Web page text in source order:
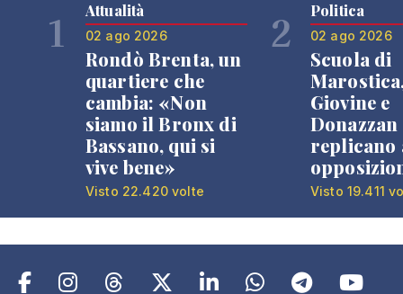
1 Attualità
02 ago 2026
Rondò Brenta, un
quartiere che
cambia: «Non
siamo il Bronx di
Bassano, qui si
vive bene»
Visto 22.420 volte
2 Politica
02 ago 2026
Scuola di
Giovine e
Donazzan
replicano
Visto 19.411